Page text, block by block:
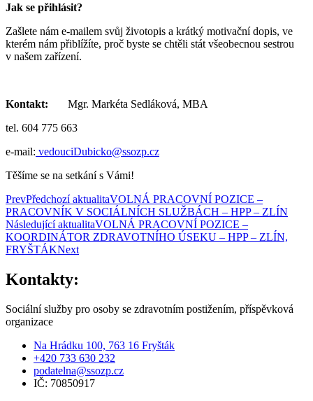
Jak se přihlásit?
Zašlete nám e-mailem svůj životopis a krátký motivační dopis, ve
kterém nám přiblížíte, proč byste se chtěli stát všeobecnou sestrou
v našem zařízení.
Kontakt: Mgr. Markéta Sedláková, MBA
tel. 604 775 663
e-mail: vedouciDubicko@ssozp.cz
Těšíme se na setkání s Vámi!
PrevPředchozí aktualitaVOLNÁ PRACOVNÍ POZICE –
PRACOVNÍK V SOCIÁLNÍCH SLUŽBÁCH – HPP – ZLÍN
Následující aktualitaVOLNÁ PRACOVNÍ POZICE –
KOORDINÁTOR ZDRAVOTNÍHO ÚSEKU – HPP – ZLÍN,
FRYŠTÁKNext
Kontakty:
Sociální služby pro osoby se zdravotním postižením, příspěvková
organizace
Na Hrádku 100, 763 16 Fryšták
+420 733 630 232
podatelna@ssozp.cz
IČ: 70850917